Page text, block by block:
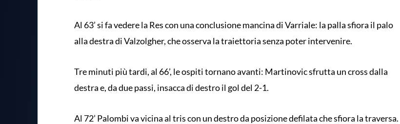
Al 63’ si fa vedere la Res con una conclusione mancina di Varriale: la palla sfiora il palo
alla destra di Valzolgher, che osserva la traiettoria senza poter intervenire.
Tre minuti più tardi, al 66’, le ospiti tornano avanti: Martinovic sfrutta un cross dalla
destra e, da due passi, insacca di destro il gol del 2-1.
Al 72’ Palombi va vicina al tris con un destro da posizione defilata che sfiora la traversa.